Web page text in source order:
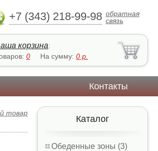
+7 (343) 218-99-98 обратная
связь
корзина:
0 На сумму: 0 р.
Контакты
Каталог
Обеденные зоны (3)
товар